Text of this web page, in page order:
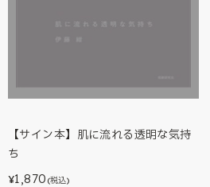
【サイン本】肌に流れる透明な気持
ち
¥1,870 (税込)